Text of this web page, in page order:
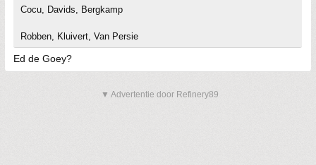
Cocu, Davids, Bergkamp
Robben, Kluivert, Van Persie
Ed de Goey?
▼ Advertentie door Refinery89